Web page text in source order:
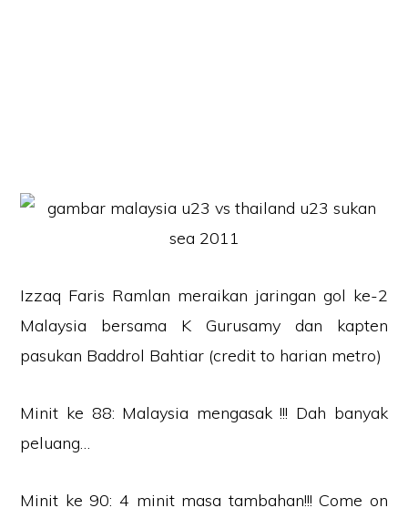
Izzaq Faris Ramlan meraikan jaringan gol ke-2
Malaysia bersama K Gurusamy dan kapten
pasukan Baddrol Bahtiar (credit to harian metro)
Minit ke 88: Malaysia mengasak !!! Dah banyak
peluang…
Minit ke 90: 4 minit masa tambahan!!! Come on